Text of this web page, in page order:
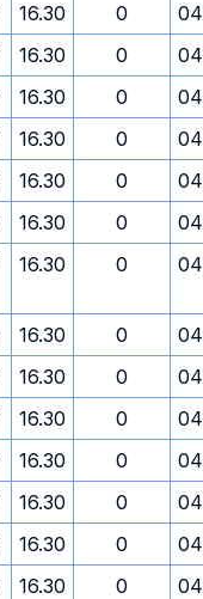
16.30 0
16.30 0
16.30 0
16.30 0
16.30 0
16.30 0
16.30 0
16.30 0
16.30 0
16.30 0
16.30 0
16.30 0
16.30 0
16.30 0